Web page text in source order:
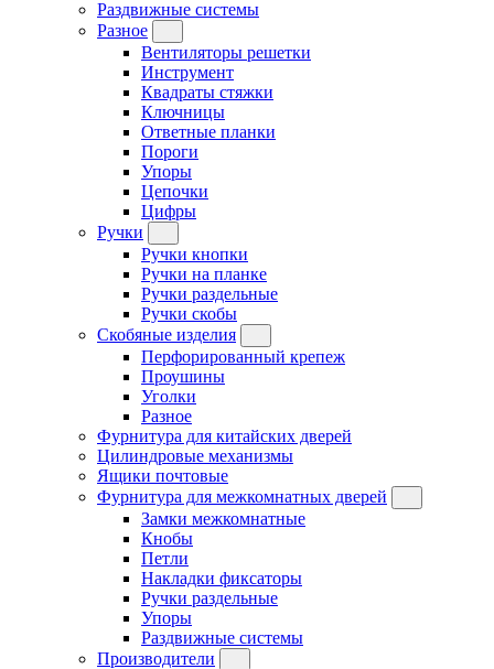
Раздвижные системы
Разное
Вентиляторы решетки
Инструмент
Квадраты стяжки
Ключницы
Ответные планки
Пороги
Упоры
Цепочки
Цифры
Ручки
Ручки кнопки
Ручки на планке
Ручки раздельные
Ручки скобы
Скобяные изделия
Перфорированный крепеж
Проушины
Уголки
Разное
Фурнитура для китайских дверей
Цилиндровые механизмы
Ящики почтовые
Фурнитура для межкомнатных дверей
Замки межкомнатные
Кнобы
Петли
Накладки фиксаторы
Ручки раздельные
Упоры
Раздвижные системы
Производители